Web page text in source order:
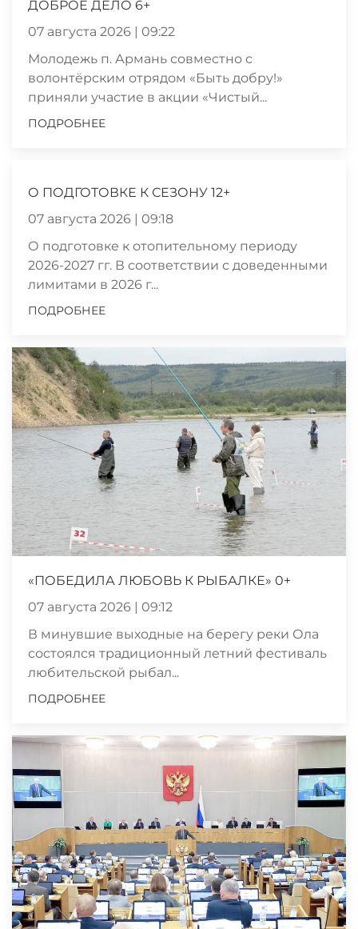
ДОБРОЕ ДЕЛО 6+
07 августа 2026 | 09:22
Молодежь п. Армань совместно с
волонтёрским отрядом «Быть добру!»
приняли участие в акции «Чистый...
ПОДРОБНЕЕ
О ПОДГОТОВКЕ К СЕЗОНУ 12+
07 августа 2026 | 09:18
О подготовке к отопительному периоду
2026-2027 гг. В соответствии с доведенными
лимитами в 2026 г...
ПОДРОБНЕЕ
«ПОБЕДИЛА ЛЮБОВЬ К РЫБАЛКЕ» 0+
07 августа 2026 | 09:12
В минувшие выходные на берегу реки Ола
состоялся традиционный летний фестиваль
любительской рыбал...
ПОДРОБНЕЕ